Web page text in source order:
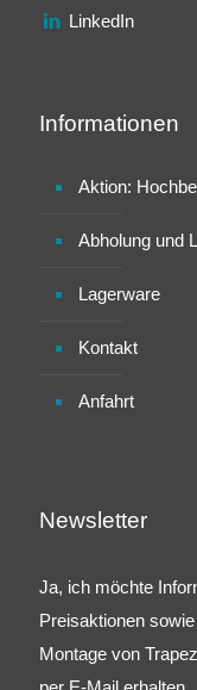
LinkedIn
Informationen
Aktion:
Abholung und
Lagerware
Kontakt
Anfahrt
Newsletter
Ja, ich möchte
Preisaktionen
Montage von